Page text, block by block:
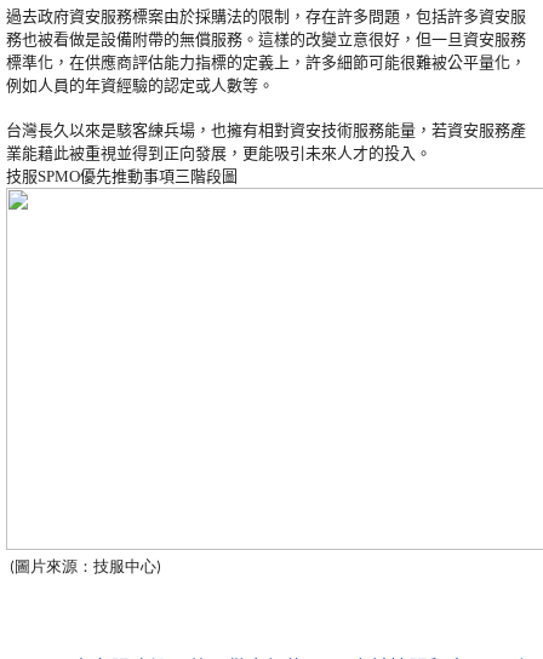
過去政府資安服務標案由於採購法的限制，存在許多問題，包括許多資安服
務也被看做是設備附帶的無償服務。這樣的改變立意很好，但一旦資安服務
標準化，在供應商評估能力指標的定義上，許多細節可能很難被公平量化，
例如人員的年資經驗的認定或人數等。
台灣長久以來是駭客練兵場，也擁有相對資安技術服務能量，若資安服務產
業能藉此被重視並得到正向發展，更能吸引未來人才的投入。
技服SPMO優先推動事項三階段圖
(圖片來源：技服中心)